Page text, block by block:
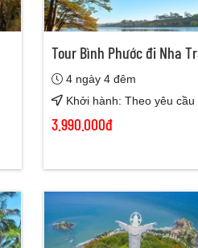
Tour Bình Phước đi Nha
4 ngày 4 đêm
Khởi hành: Theo yêu cầu
3.990.000đ